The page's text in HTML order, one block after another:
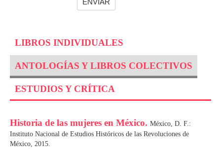
LIBROS INDIVIDUALES
ANTOLOGÍAS Y LIBROS COLECTIVOS
ESTUDIOS Y CRÍTICA
Historia de las mujeres en México. México, D. F.:
Instituto Nacional de Estudios Históricos de las Revoluciones de
México, 2015.